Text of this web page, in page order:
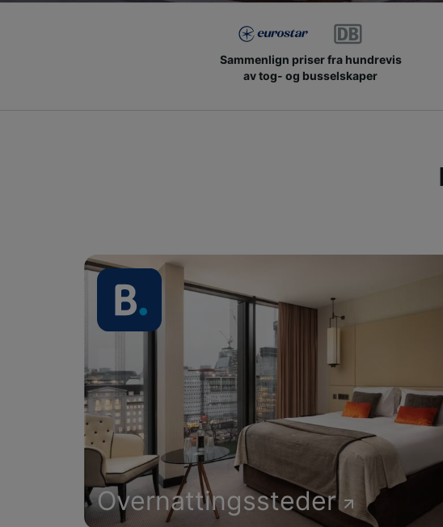
Sammenlign priser fra hundrevis
av tog- og busselskaper
Overnattingssteder